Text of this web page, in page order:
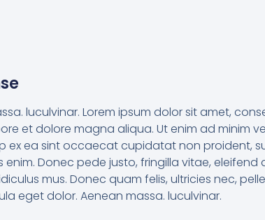
luculvinar. Lorem ipsum dolor sit amet,
et dolore magna aliqua. Ut enim ad minim
ex ea sint occaecat cupidatat non proident,
Donec pede justo, fringilla vitae, eleifend
mus. Donec quam felis, ultricies nec,
eget dolor. Aenean massa. luculvinar.